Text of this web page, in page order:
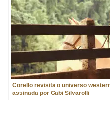
Corello revisita o universo
assinada por Gabi Silvarolli